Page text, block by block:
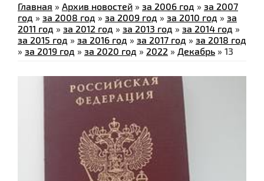
Главная » Архив новостей » за 2006 год » за 2007
год » за 2008 год » за 2009 год » за 2010 год » за
2011 год » за 2012 год » за 2013 год » за 2014 год »
за 2015 год » за 2016 год » за 2017 год » за 2018 год
» за 2019 год » за 2020 год » 2022 » Декабрь » 13